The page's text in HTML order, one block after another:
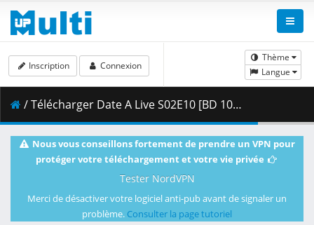
Thème
Langue
Inscription Connexion
/ Télécharger Date A Live S02E10 [BD 1080p HEVC 10bit FLAC] [Dual-Audio].mkv.003 ( 480.25 MB )
Nous vous conseillons fortement de prendre un VPN pour
protéger votre téléchargement et votre vie privée
Tester NordVPN
Merci de désactiver votre logiciel anti-pub avant de signaler un
problème. Consulter la page tutoriel